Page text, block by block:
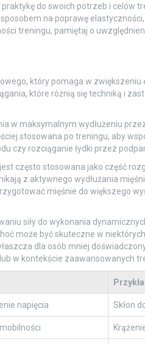
do swoich potrzeb i celów
na poprawę
treningu, pamiętaj o
który pomaga w zwiększeniu
które różnią się techniką i
w maksymalnym wydłużeniu
stosowana po treningu, aby
czy rozciąganie łydki przez
często stosowana jako część
z aktywnego wydłużania
mięśnie do większego
siły do wykonania
może być skuteczne w
dla osób mniej
w kontekście zaawansowanych
napięcia Skłon